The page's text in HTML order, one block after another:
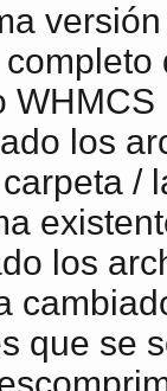
WHMCS
los
/
los
que se